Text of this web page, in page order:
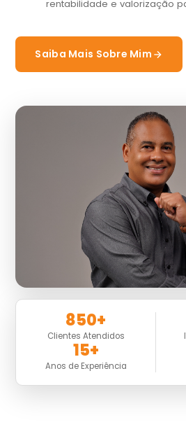
rentabilidade e valorização
Saiba Mais Sobre Mim
850+
Clientes Atendidos
15+
Anos de Experiência